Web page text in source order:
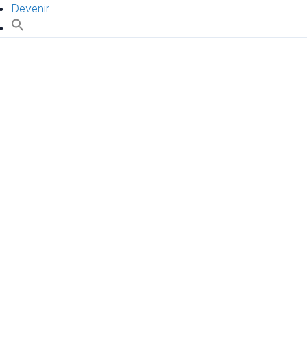
Devenir